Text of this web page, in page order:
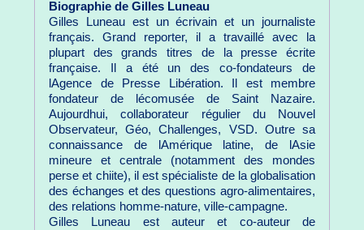
Biographie de Gilles Luneau
Gilles Luneau est un écrivain et un journaliste
français. Grand reporter, il a travaillé avec la
plupart des grands titres de la presse écrite
française. Il a été un des co-fondateurs de
lAgence de Presse Libération. Il est membre
fondateur de lécomusée de Saint Nazaire.
Aujourdhui, collaborateur régulier du Nouvel
Observateur, Géo, Challenges, VSD. Outre sa
connaissance de lAmérique latine, de lAsie
mineure et centrale (notamment des mondes
perse et chiite), il est spécialiste de la globalisation
des échanges et des questions agro-alimentaires,
des relations homme-nature, ville-campagne.
Gilles Luneau est auteur et co-auteur de